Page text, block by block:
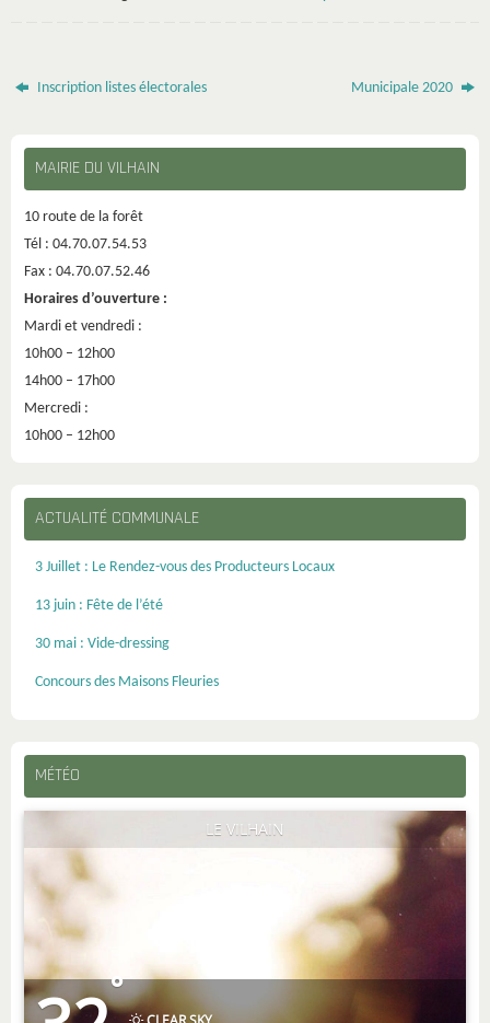
Inscription listes électorales Municipale 2020
MAIRIE DU VILHAIN
10 route de la forêt
Tél : 04.70.07.54.53
Fax : 04.70.07.52.46
Horaires d’ouverture :
Mardi et vendredi :
10h00 – 12h00
14h00 – 17h00
Mercredi :
10h00 – 12h00
ACTUALITÉ COMMUNALE
3 Juillet : Le Rendez-vous des Producteurs Locaux
13 juin : Fête de l’été
30 mai : Vide-dressing
Concours des Maisons Fleuries
MÉTÉO
LE VILHAIN
°